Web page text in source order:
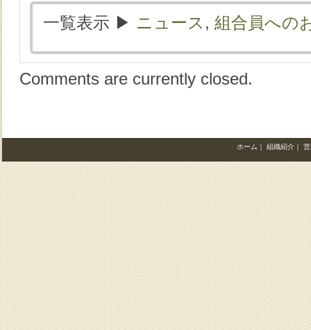
一覧表示 ▶︎ ニュース , 組合員への
Comments are currently closed.
ホーム ｜ 組織紹介 ｜